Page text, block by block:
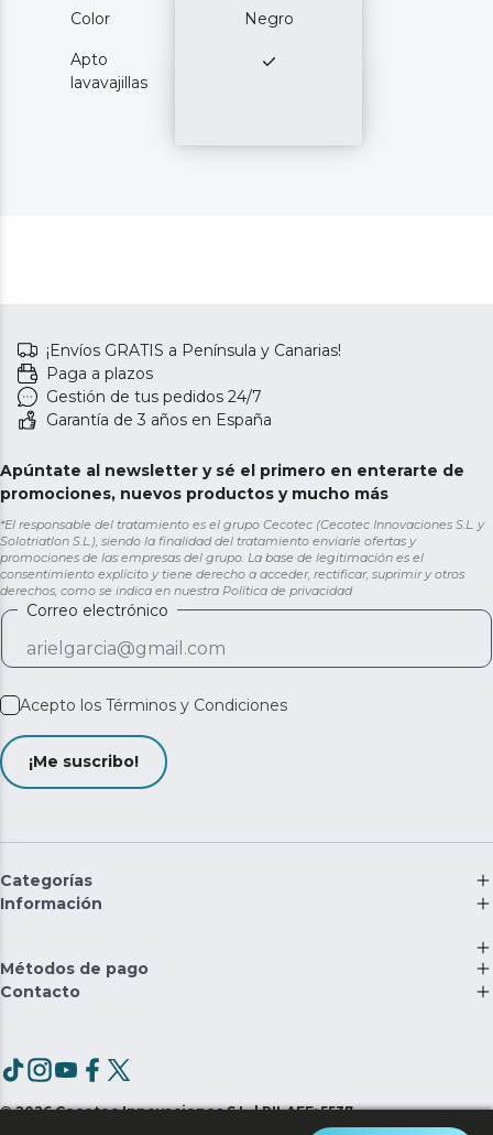
Color Negro
Apto
lavavajillas
¡Envíos GRATIS a Península y Canarias!
Paga a plazos
Gestión de tus pedidos 24/7
Garantía de 3 años en España
Apúntate al newsletter y sé el primero en enterarte de
promociones, nuevos productos y mucho más
*El responsable del tratamiento es el grupo Cecotec (Cecotec Innovaciones S.L. y
Solotriatlon S.L.), siendo la finalidad del tratamiento enviarle ofertas y
promociones de las empresas del grupo. La base de legitimación es el
consentimiento explícito y tiene derecho a acceder, rectificar, suprimir y otros
derechos, como se indica en nuestra Política de privacidad
Correo electrónico
Acepto los Términos y Condiciones
¡Me suscribo!
Categorías
Información
Métodos de pago
Contacto
©2026 Cecotec Innovaciones S.L. | RII-AEE: 5537